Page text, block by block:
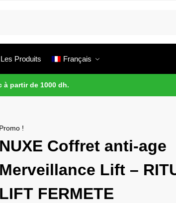
Produits Français
à partir de 1000 dh.
Promo !
NUXE Coffret anti-age
Merveillance Lift –
LIFT FERMETE